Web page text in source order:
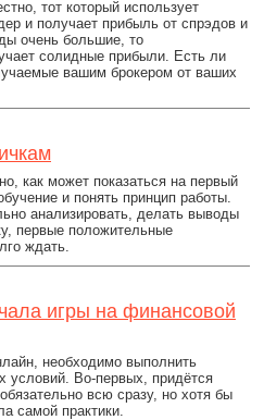
тот который использует
и получает прибыль от спрэдов и
очень большие, то
солидные прибыли. Есть ли
вашим брокером от ваших
как может показаться на первый
и понять принцип работы.
анализировать, делать выводы
первые положительные
ждать.
игры на финансовой
необходимо выполнить
условий. Во-первых, придётся
всю сразу, но хотя бы
самой практики.